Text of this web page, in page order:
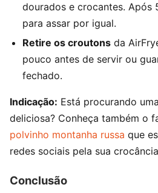
dourados e crocantes. Após
para assar por igual.
Retire os croutonsda
pouco antes de servir ou
fechado.
Indicação: Está procurando
deliciosa? Conheça também o
polvinho montanha russa que
redes sociais pela sua
Conclusão